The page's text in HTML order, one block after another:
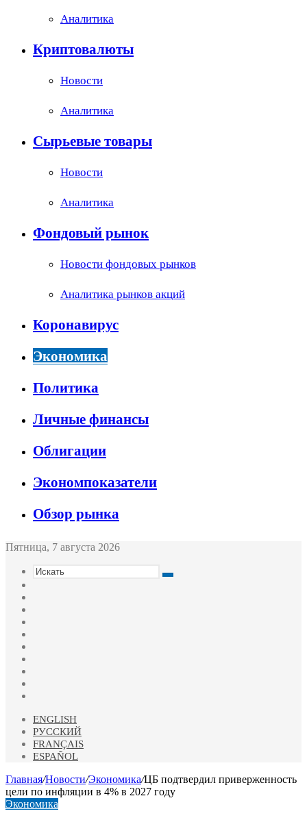
Аналитика
Криптовалюты
Новости
Аналитика
Сырьевые товары
Новости
Аналитика
Фондовый рынок
Новости фондовых рынков
Аналитика рынков акций
Коронавирус
Экономика
Политика
Личные финансы
Облигации
Экономпоказатели
Обзор рынка
Пятница, 7 августа 2026
Искать
ENGLISH
РУССКИЙ
FRANÇAIS
ESPAÑOL
Главная/Новости/Экономика/ЦБ подтвердил приверженность
цели по инфляции в 4% в 2027 году
Экономика